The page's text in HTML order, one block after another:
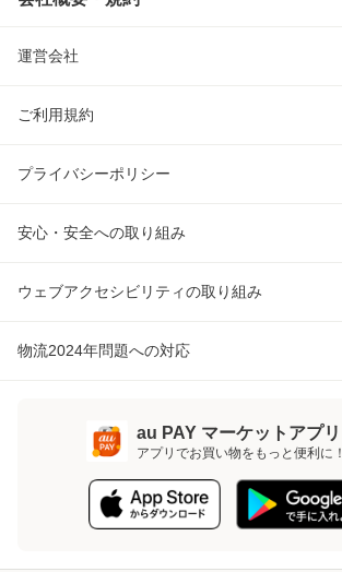
運営会社
ご利用規約
プライバシーポリシー
安心・安全への取り組み
ウェブアクセシビリティの取り組み
物流2024年問題への対応
au PAY マーケットアプリ
アプリでお買い物をもっと便利に！